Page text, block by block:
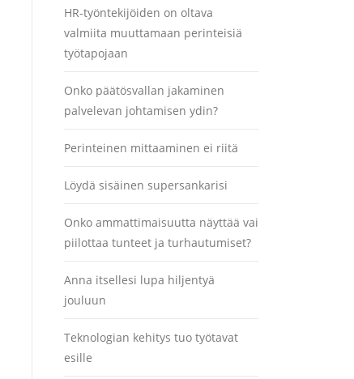
HR-työntekijöiden on oltava
valmiita muuttamaan perinteisiä
työtapojaan
Onko päätösvallan jakaminen
palvelevan johtamisen ydin?
Perinteinen mittaaminen ei riitä
Löydä sisäinen supersankarisi
Onko ammattimaisuutta näyttää vai
piilottaa tunteet ja turhautumiset?
Anna itsellesi lupa hiljentyä
jouluun
Teknologian kehitys tuo työtavat
esille